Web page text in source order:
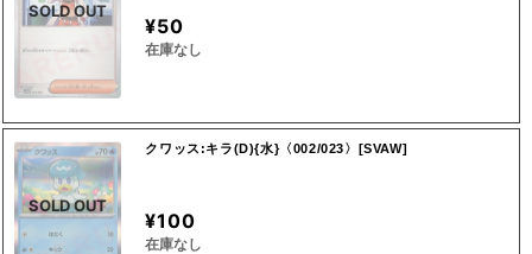
SOLD OUT
¥50
在庫なし
SOLD OUT
クワッス:キラ(D){水}〈002/023〉[SVAW]
¥100
在庫なし